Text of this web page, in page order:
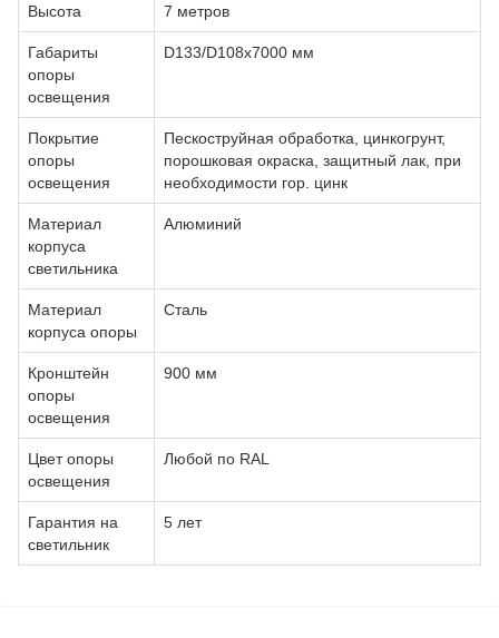
Высота 7 метров
Габариты
опоры
освещения
D133/D108х7000 мм
Покрытие
опоры
освещения
Пескоструйная обработка, цинкогрунт,
порошковая окраска, защитный лак, при
необходимости гор. цинк
Материал
корпуса
светильника
Алюминий
Материал
корпуса опоры
Сталь
Кронштейн
опоры
освещения
900 мм
Цвет опоры
освещения
Любой по RAL
Гарантия на
светильник
5 лет